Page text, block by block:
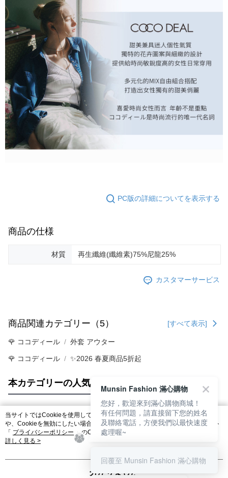
PC版の詳細についてを表示する
商品の仕様
材質 再生纖維(纖維素)75%尼龍25%
カスタマーサービス
商品関連カテゴリー（5） [すべて表示]
🌹 ココディール 外套 アウター
🌹 ココディール ✨2026 春夏商品5折起
本カテゴリーの人気商品 サイト全体のランキング
人気タグ
当サイトではCookieを使用しています。当サイトのCookie使用に関する詳細
や、Cookieを無効にしたい場合のブラウザでの設定方法については、当サイト
「 プライバシーポリシー 」のCookieポリシーをご参照ください。お客さま
が、当サイトを引き続き使用される場合、当社がサイト利用規約のCookieポリ
詳しく見る >
分かりました
Munsin Fashion 滿心購物
您好，歡迎來到滿心購物商城！
有任何問題，請直接留下您的姓名
及聯絡電話，方便我們以最快速度
處理喔~
回覆至 Munsin Fashion 滿心購物